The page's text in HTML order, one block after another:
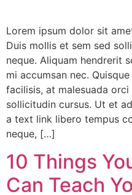
Lorem ipsum dolor sit
Duis mollis et sem sed
neque. Aliquam hendrerit
mi accumsan nec.
facilisis, at malesuada
sollicitudin cursus. Ut et
a text link libero tempus
neque, […]
10 Things
Can Teach